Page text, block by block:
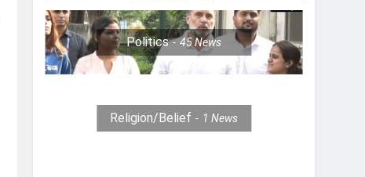
Politics 45News
Religion/Belief 1News